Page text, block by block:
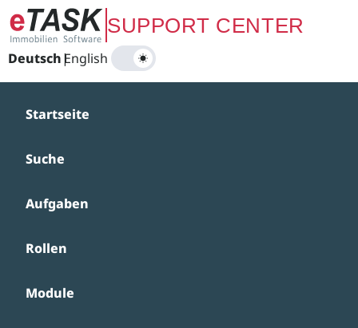
Zum Hauptinhalt springenSUPPORT CENTER
Deutsch|
English
Startseite
Suche
Aufgaben
Rollen
Module